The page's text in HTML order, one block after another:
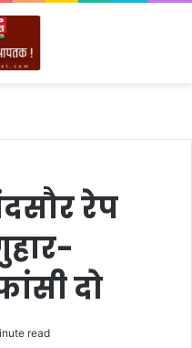
रेप
दो
read